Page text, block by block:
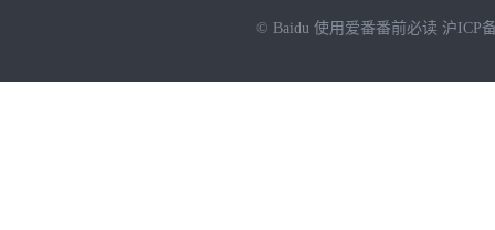
© Baidu 使用爱番番前必读 沪ICP